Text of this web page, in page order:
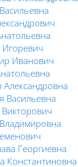
Иванович
Васильевна
Георгиевна
Константиновна